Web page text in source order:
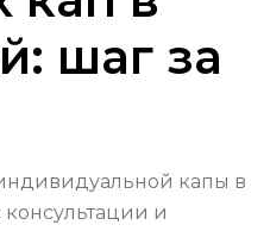
шаг за
капы в
консультации и